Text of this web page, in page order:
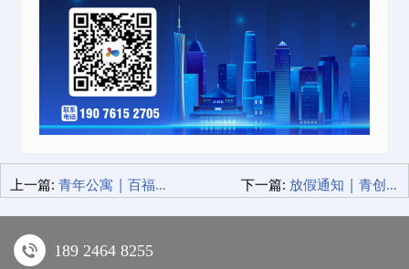
上一篇: 青年公寓 | 百福共春·共绘家园 腊八粥暖 冬日相聚 下一篇: 放假通知 | 青创智园集团各事业板块春节放假安排来啦！
189 2464 8255